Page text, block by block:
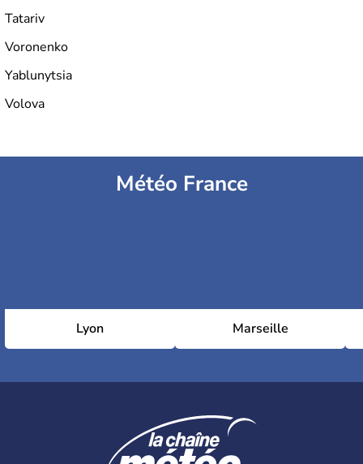
Tatariv
Voronenko
Yablunytsia
Volova
Météo France
Lyon Marseille